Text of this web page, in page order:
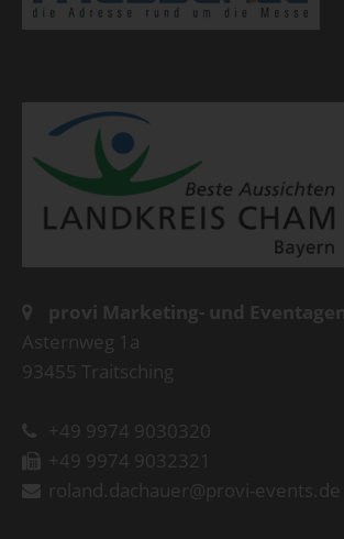
provi Marketing- und
Asternweg 1a
93455 Traitsching
+49 9974 9030320
+49 9974 9032321
roland.dachauer@provi-events.de